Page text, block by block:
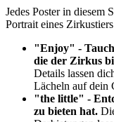
Jedes Poster in diesem
Portrait eines
"Enjoy" -
die der Zirkus
Details lassen
Lächeln auf dein
"the little" -
zu bieten hat.